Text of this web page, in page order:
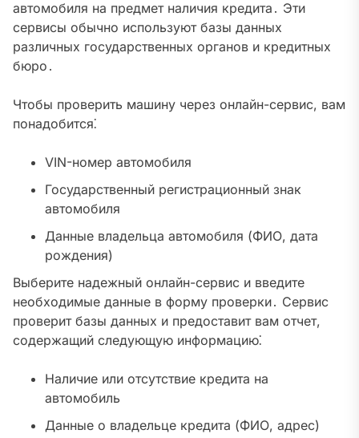
автомобиля на предмет наличия кредита․ Эти
сервисы обычно используют базы данных
различных государственных органов и кредитных
бюро․
Чтобы проверить машину через онлайн-сервис, вам
понадобится⁚
VIN-номер автомобиля
Государственный регистрационный знак
автомобиля
Данные владельца автомобиля (ФИО, дата
рождения)
Выберите надежный онлайн-сервис и введите
необходимые данные в форму проверки․ Сервис
проверит базы данных и предоставит вам отчет,
содержащий следующую информацию⁚
Наличие или отсутствие кредита на
автомобиль
Данные о владельце кредита (ФИО, адрес)